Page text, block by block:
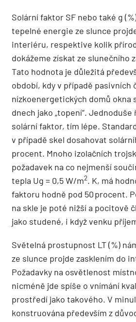
Solární faktor SF nebo také g
tepelné energie ze slunce
interiéru, respektive kolik
dokážeme získat ze slunečního
Tato hodnota je důležitá
období, kdy v případě pasivních
nízkoenergetických domů okna
dnech jako „topení“.
solární faktor, tím lépe.
v případě skel dosahovat
procent. Mnoho izolačních
požadavek na co nejmenší
tepla Ug = 0,5 W/m2. K, má
faktoru hodně pod 50 procent.
na skle je poté nižší a pocitově
jako studené, i když venku
Světelná prostupnost LT (%)
ze slunce projde zasklením do
Požadavky na osvětlenost
nicméně jde spíše o vnímání
prostředí jako takového. V
konstruována přede­vším z